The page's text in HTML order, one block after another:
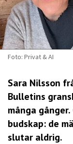
Foto: Privat & AI
Sara Nilsson
Bulletins
många
budskap: de
slutar aldrig.